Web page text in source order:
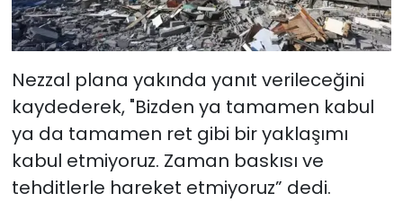
Nezzal plana yakında yanıt verileceğini
kaydederek, "Bizden ya tamamen kabul
ya da tamamen ret gibi bir yaklaşımı
kabul etmiyoruz. Zaman baskısı ve
tehditlerle hareket etmiyoruz” dedi.